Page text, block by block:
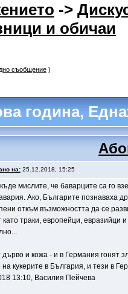
->
и обичаи
съобщение)
година,
на:25.12.2018, 15:25
мислите, че баварците са го
Ако, Българите познаваха
откъм възможността да се
като траки, европейци,
дърво и кожа - и в Германия гонят
кукерите в България, и тези в
13:10, Василия Пейчева